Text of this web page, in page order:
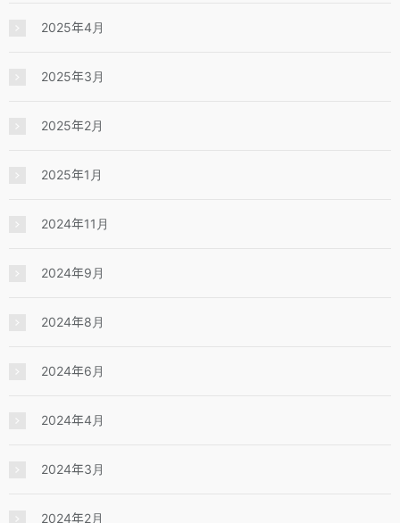
2025年4月
2025年3月
2025年2月
2025年1月
2024年11月
2024年9月
2024年8月
2024年6月
2024年4月
2024年3月
2024年2月